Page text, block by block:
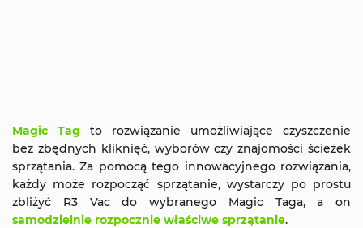
Magic Tag to rozwiązanie umożliwiające czyszczenie
bez zbędnych kliknięć, wyborów czy znajomości ścieżek
sprzątania. Za pomocą tego innowacyjnego rozwiązania,
każdy może rozpocząć sprzątanie, wystarczy po prostu
zbliżyć R3 Vac do wybranego Magic Taga, a on
samodzielnie rozpocznie właściwe sprzątanie.